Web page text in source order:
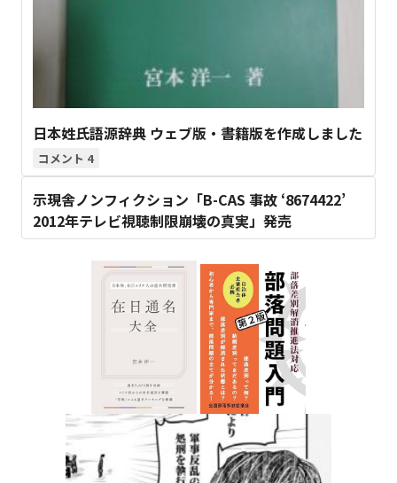
日本姓氏語源辞典 ウェブ版・書籍版を作成しました
4
示現舎ノンフィクション「B-CAS 事故 ‘8674422’
2012年テレビ視聴制限崩壊の真実」発売